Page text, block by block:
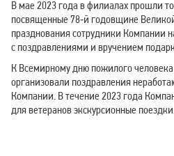
В мае 2023 года в филиалах прошли
посвященные 78‑й годовщине
празднования сотрудники Компании
с поздравлениями и вручением
К Всемирному дню пожилого
организовали поздравления
Компании. В течение 2023 года
для ветеранов экскурсионные